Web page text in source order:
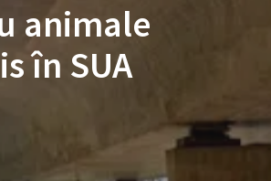
animale
în SUA